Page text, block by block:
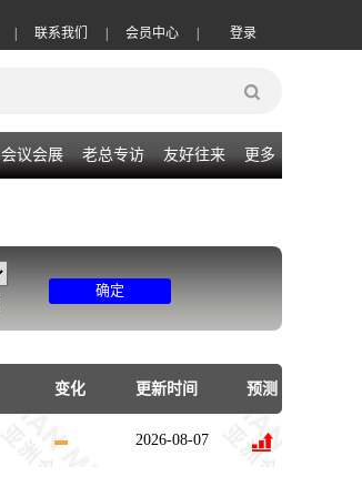
登录
会员中心
联系我们
会议会展 老总专访 友好往来 更多
确定
变化 更新时间 预测
2026-08-07